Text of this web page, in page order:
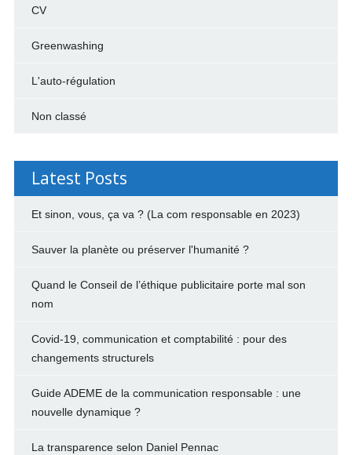
CV
Greenwashing
L'auto-régulation
Non classé
Latest Posts
Et sinon, vous, ça va ? (La com responsable en 2023)
Sauver la planète ou préserver l'humanité ?
Quand le Conseil de l’éthique publicitaire porte mal son
nom
Covid-19, communication et comptabilité : pour des
changements structurels
Guide ADEME de la communication responsable : une
nouvelle dynamique ?
La transparence selon Daniel Pennac